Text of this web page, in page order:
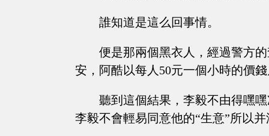
誰知道是這么回事情。
便是那兩個黑衣人，經過警方
安，阿酷以每人50元一個小時的價
聽到這個結果，李毅不由得嘿
李毅不會輕易同意他的“生意”所以